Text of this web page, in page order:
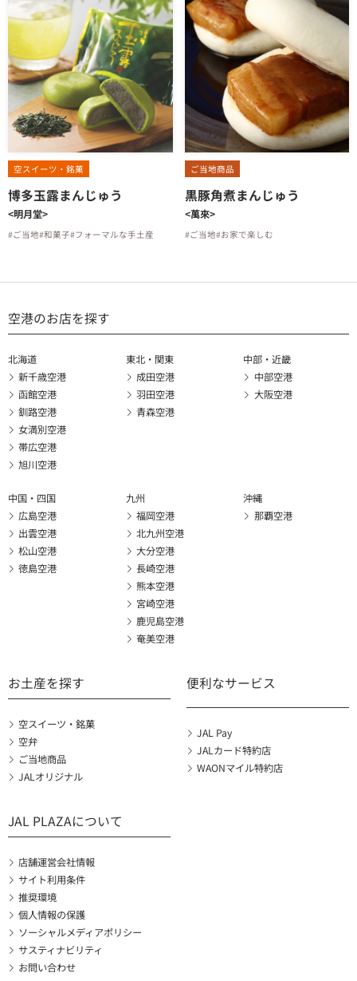
空スイーツ・銘菓
博多玉露まんじゅう
<明月堂>
#ご当地#和菓子#フォーマルな手土産
ご当地商品
黒豚角煮まんじゅう
<萬來>
#ご当地#お家で楽しむ
空港のお店を探す
北海道
新千歳空港
函館空港
釧路空港
女満別空港
帯広空港
旭川空港
東北・関東
成田空港
羽田空港
青森空港
中部・近畿
中部空港
大阪空港
中国・四国
広島空港
出雲空港
松山空港
徳島空港
九州
福岡空港
北九州空港
大分空港
長崎空港
熊本空港
宮崎空港
鹿児島空港
奄美空港
沖縄
那覇空港
お土産を探す
空スイーツ・銘菓
空弁
ご当地商品
JALオリジナル
便利なサービス
JAL Pay
JALカード特約店
WAONマイル特約店
JAL PLAZAについて
店舗運営会社情報
サイト利用条件
推奨環境
個人情報の保護
ソーシャルメディアポリシー
サスティナビリティ
お問い合わせ